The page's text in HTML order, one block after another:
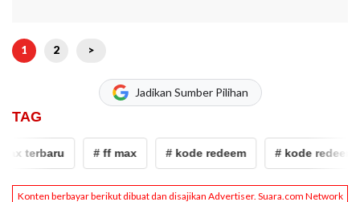
1 2 >
Jadikan Sumber Pilihan
TAG
terbaru # ff max # kode redeem # kode redeem ff